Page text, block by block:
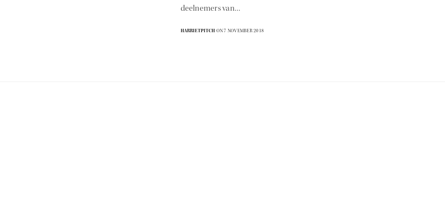
deelnemers van…
HARRIETPITCH ON 7 NOVEMBER 2018